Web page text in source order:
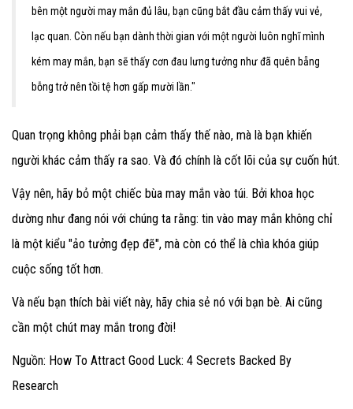
bên một người may mắn đủ lâu, bạn cũng bắt đầu cảm thấy vui vẻ,
lạc quan. Còn nếu bạn dành thời gian với một người luôn nghĩ mình
kém may mắn, bạn sẽ thấy cơn đau lưng tưởng như đã quên bẵng
bỗng trở nên tồi tệ hơn gấp mười lần."
Quan trọng không phải bạn cảm thấy thế nào, mà là bạn khiến
người khác cảm thấy ra sao. Và đó chính là cốt lõi của sự cuốn hút.
Vậy nên, hãy bỏ một chiếc bùa may mắn vào túi. Bởi khoa học
dường như đang nói với chúng ta rằng: tin vào may mắn không chỉ
là một kiểu "ảo tưởng đẹp đẽ", mà còn có thể là chìa khóa giúp
cuộc sống tốt hơn.
Và nếu bạn thích bài viết này, hãy chia sẻ nó với bạn bè. Ai cũng
cần một chút may mắn trong đời!
Nguồn: How To Attract Good Luck: 4 Secrets Backed By
Research